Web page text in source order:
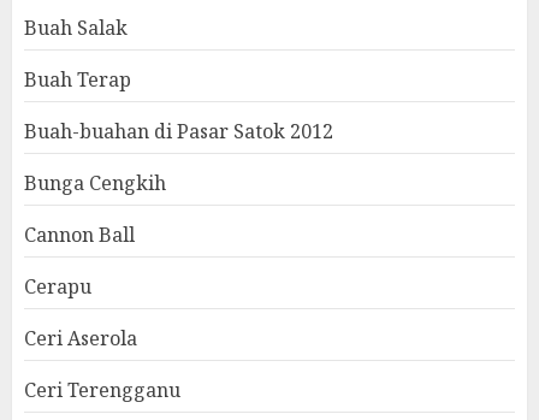
Buah Salak
Buah Terap
Buah-buahan di Pasar Satok 2012
Bunga Cengkih
Cannon Ball
Cerapu
Ceri Aserola
Ceri Terengganu